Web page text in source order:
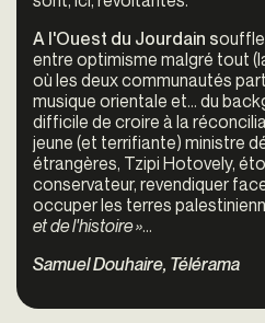
A l'Ouest du Jourdain souffle
entre optimisme malgré tout
où les deux communautés
musique orientale et... du
difficile de croire à la
jeune (et terrifiante) ministre
étrangères, Tzipi Hotovely,
conservateur, revendiquer
occuper les terres
et de l'histoire »...
Samuel Douhaire, Télérama